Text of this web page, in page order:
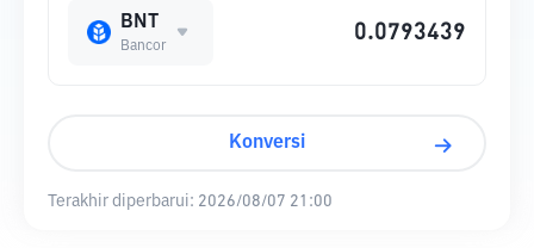
BNT
Bancor
Konversi
Terakhir diperbarui: 2026/08/07 21:00